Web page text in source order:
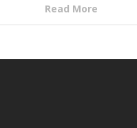
Read More